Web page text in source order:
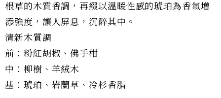
根草的木質香調，再綴以溫暖性感的琥珀為香氣增
添強度，讓人屏息，沉醉其中。
清新木質調
前：粉紅胡椒、佛手柑
中：柳樹、羊絨木
基：琥珀、岩蘭草、冷杉香脂